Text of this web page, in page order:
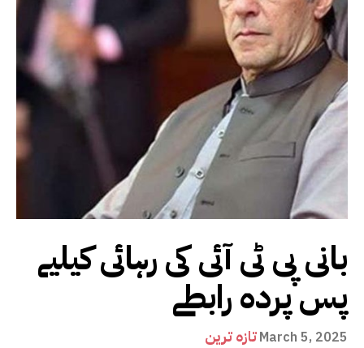
بانی پی ٹی آئی کی رہائی کیلیے
پس پردہ رابطے
تازہ ترینMarch 5, 2025